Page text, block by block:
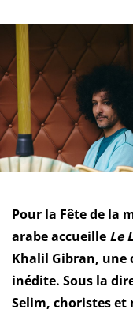
Pour la Fête de la
arabe accueille Le
Khalil Gibran, une
inédite. Sous la
Selim, choristes et